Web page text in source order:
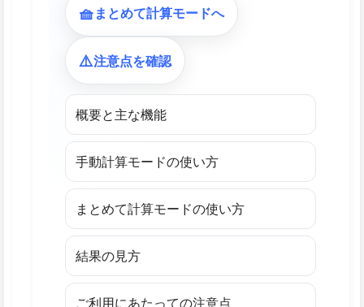
🧺まとめて計算モードへ
⚠️注意点を確認
概要と主な機能
手動計算モードの使い方
まとめて計算モードの使い方
結果の見方
ご利用にあたっての注意点